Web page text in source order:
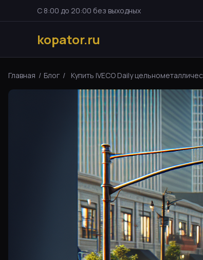
С 8:00 до 20:00 без выходных
kopator.ru
Главная / Блог / Купить IVECO Daily